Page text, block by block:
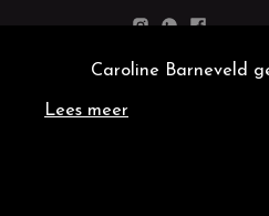
Caroline Barneveld
Lees meer